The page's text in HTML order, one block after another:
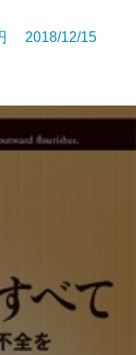
2018/12/15